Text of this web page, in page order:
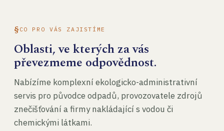
CO PRO VÁS ZAJISTÍME
Oblasti, ve kterých za vás
převezmeme odpovědnost.
Nabízíme komplexní ekologicko-administrativní
servis pro původce odpadů, provozovatele zdrojů
znečišťování a firmy nakládající s vodou či
chemickými látkami.